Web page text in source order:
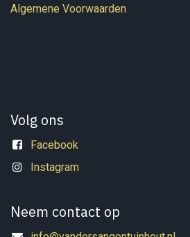
Algemene Voorwaarden
Volg ons
Facebook
Instagram
Neem contact op